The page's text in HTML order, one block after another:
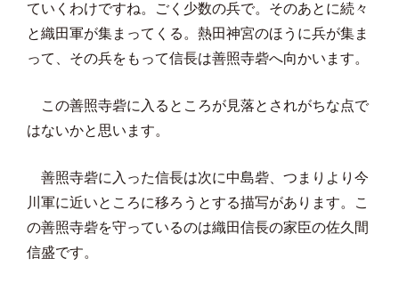
ていくわけですね。ごく少数の兵で。そのあとに続々
と織田軍が集まってくる。熱田神宮のほうに兵が集ま
って、その兵をもって信長は善照寺砦へ向かいます。
この善照寺砦に入るところが見落とされがちな点で
はないかと思います。
善照寺砦に入った信長は次に中島砦、つまりより今
川軍に近いところに移ろうとする描写があります。こ
の善照寺砦を守っているのは織田信長の家臣の佐久間
信盛です。